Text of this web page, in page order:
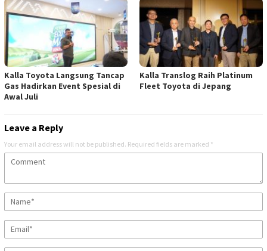
Kalla Toyota Langsung Tancap
Gas Hadirkan Event Spesial di
Awal Juli
Kalla Translog Raih Platinum
Fleet Toyota di Jepang
Leave a Reply
Your email address will not be published. Required fields are marked *